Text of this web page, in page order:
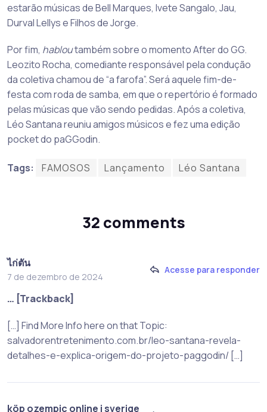
estarão músicas de Bell Marques, Ivete Sangalo, Jau,
Durval Lellys e Filhos de Jorge.
Por fim, habloutambém sobre o momento After do GG.
Leozito Rocha, comediante responsável pela condução
da coletiva chamou de “a farofa”. Será aquele fim-de-
festa com roda de samba, em que o repertório é formado
pelas músicas que vão sendo pedidas. Após a coletiva,
Léo Santana reuniu amigos músicos e fez uma edição
pocket do paGGodin.
Tags: FAMOSOS Lançamento Léo Santana
32 comments
ไก่ตัน
7 de dezembro de 2024
Acesse para responder
… [Trackback]
[…] Find More Info here on that Topic:
salvadorentretenimento.com.br/leo-santana-revela-
detalhes-e-explica-origem-do-projeto-paggodin/ […]
köp ozempic online i sverige